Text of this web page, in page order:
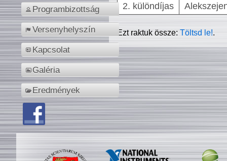
Programbizottság
Versenyhelyszín
Kapcsolat
Galéria
Eredmények
2. különdíjas
Ezt raktuk össze:Töltsd le!.